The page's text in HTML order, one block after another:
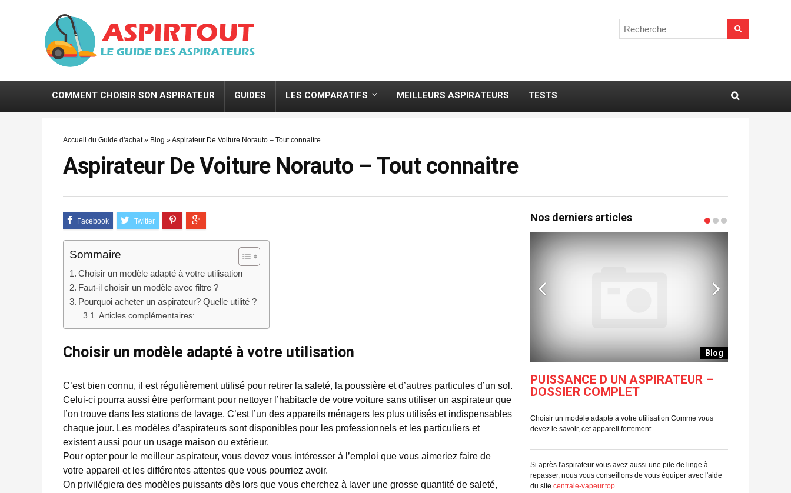
COMMENT CHOISIR SON ASPIRATEUR GUIDES LES COMPARATIFS MEILLEURS ASPIRATEURS TESTS
Accueil du Guide d'achat» Blog »Aspirateur De Voiture Norauto – Tout connaitre
Aspirateur De Voiture Norauto – Tout connaitre
Sommaire
Choisir un modèle adapté à votre utilisation
Faut-il choisir un modèle avec filtre ?
Pourquoi acheter un aspirateur? Quelle utilité ?
Articles complémentaires:
Choisir un modèle adapté à votre utilisation
C’est bien connu, il est régulièrement utilisé pour retirer la saleté, la poussière et d’autres particules d’un sol.
Celui-ci pourra aussi être performant pour nettoyer l’habitacle de votre voiture sans utiliser un aspirateur que
l’on trouve dans les stations de lavage. C’est l’un des appareils ménagers les plus utilisés et indispensables
chaque jour. Les modèles d’aspirateurs sont disponibles pour les professionnels et les particuliers et
existent aussi pour un usage maison ou extérieur.
Pour opter pour le meilleur aspirateur, vous devez vous intéresser à l’emploi que vous aimeriez faire de
votre appareil et les différentes attentes que vous pourriez avoir.
On privilégiera des modèles puissants dès lors que vous cherchez à laver une grosse quantité de saleté,
Nos derniers articles
ASPIRATEUR VOITURE PUISSANT
– FAIRE UNE SÉLECTION
Comment bien sélectionner un aspirateur ? Comme vous le
savez probablement, l’aspirateur est ...
Blog
PUISSANCE D UN ASPIRATEUR –
DOSSIER COMPLET
Choisir un modèle adapté à votre utilisation Comme vous
devez le savoir, cet appareil fortement ...
Si après l'aspirateur vous avez aussi une pile de linge à
repasser, nous vous conseillons de vous équiper avec l'aide
du site centrale-vapeur.top